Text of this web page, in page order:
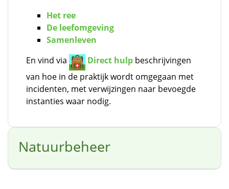
Het ree
De leefomgeving
Samenleven
En vind via
Direct hulp beschrijvingen
van hoe in de praktijk wordt omgegaan met
incidenten, met verwijzingen naar bevoegde
instanties waar nodig.
Natuurbeheer